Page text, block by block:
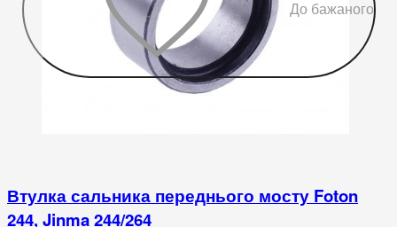
До бажаного
Втулка сальника переднього мосту Foton
244, Jinma 244/264